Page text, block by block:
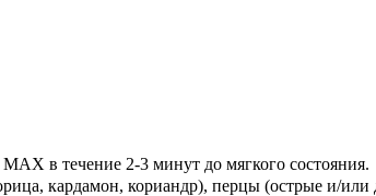
в течение 2-3 минут до мягкого состояния.
кардамон, кориандр), перцы (острые и/